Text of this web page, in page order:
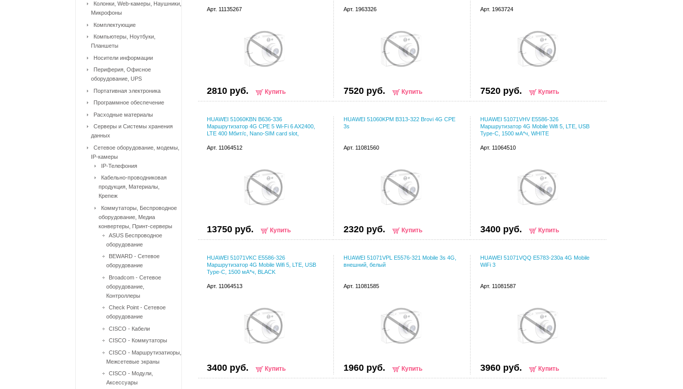
Арт. 11135267
2810 руб. Купить
Арт. 1963326
7520 руб. Купить
Арт. 1963724
7520 руб. Купить
HUAWEI 51060KBN B636-336
Маршрутизатор 4G CPE 5 Wi-Fi 6 AX2400,
LTE 400 Мбит/с, Nano-SIM card slot,
Арт. 11064512
13750 руб. Купить
HUAWEI 51060KPM B313-322 Brovi 4G CPE
3s
Арт. 11081560
2320 руб. Купить
HUAWEI 51071VHV E5586-326
Маршрутизатор 4G Mobile Wifi 5, LTE, USB
Type-C, 1500 мА*ч, WHITE
Арт. 11064510
3400 руб. Купить
HUAWEI 51071VKC E5586-326
Маршрутизатор 4G Mobile Wifi 5, LTE, USB
Type-C, 1500 мА*ч, BLACK
Арт. 11064513
3400 руб. Купить
HUAWEI 51071VPL E5576-321 Mobile 3s 4G,
внешний, белый
Арт. 11081585
1960 руб. Купить
HUAWEI 51071VQQ E5783-230a 4G Mobile
WiFi 3
Арт. 11081587
3960 руб. Купить
Колонки, Web-камеры, Наушники,
Микрофоны
Комплектующие
Компьютеры, Ноутбуки,
Планшеты
Носители информации
Периферия, Офисное
оборудование, UPS
Портативная электроника
Программное обеспечение
Расходные материалы
Серверы и Системы хранения
данных
Сетевое оборудование, модемы,
IP-камеры
IP-Телефония
Кабельно-проводниковая
продукция, Материалы,
Крепеж
Коммутаторы, Беспроводное
оборудование, Медиа
конвертеры, Принт-серверы
ASUS Беспроводное
оборудование
BEWARD - Сетевое
оборудование
Broadcom - Сетевое
оборудование,
Контроллеры
Check Point - Сетевое
оборудование
CISCO - Кабели
CISCO - Коммутаторы
CISCO - Маршрутизатиоры,
Межсетевые экраны
CISCO - Модули,
Аксессуары